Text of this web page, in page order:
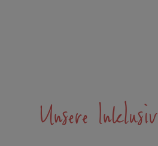
Unsere